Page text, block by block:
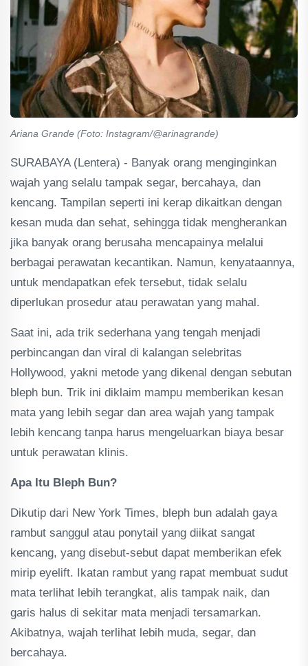
Ariana Grande (Foto: Instagram/@arinagrande)
SURABAYA (Lentera) - Banyak orang menginginkan
wajah yang selalu tampak segar, bercahaya, dan
kencang. Tampilan seperti ini kerap dikaitkan dengan
kesan muda dan sehat, sehingga tidak mengherankan
jika banyak orang berusaha mencapainya melalui
berbagai perawatan kecantikan. Namun, kenyataannya,
untuk mendapatkan efek tersebut, tidak selalu
diperlukan prosedur atau perawatan yang mahal.
Saat ini, ada trik sederhana yang tengah menjadi
perbincangan dan viral di kalangan selebritas
Hollywood, yakni metode yang dikenal dengan sebutan
bleph bun. Trik ini diklaim mampu memberikan kesan
mata yang lebih segar dan area wajah yang tampak
lebih kencang tanpa harus mengeluarkan biaya besar
untuk perawatan klinis.
Apa Itu Bleph Bun?
Dikutip dari New York Times, bleph bun adalah gaya
rambut sanggul atau ponytail yang diikat sangat
kencang, yang disebut-sebut dapat memberikan efek
mirip eyelift. Ikatan rambut yang rapat membuat sudut
mata terlihat lebih terangkat, alis tampak naik, dan
garis halus di sekitar mata menjadi tersamarkan.
Akibatnya, wajah terlihat lebih muda, segar, dan
bercahaya.